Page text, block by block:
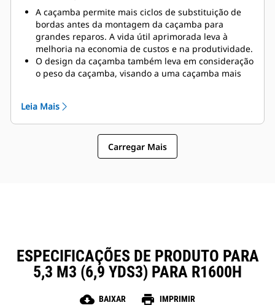
A caçamba permite mais ciclos de substituição de
bordas antes da montagem da caçamba para
grandes reparos. A vida útil aprimorada leva à
melhoria na economia de custos e na produtividade.
O design da caçamba também leva em consideração
o peso da caçamba, visando a uma caçamba mais
Cat GET também oferece grandes vantagens
competitivas.
Leia Mais
Carregar Mais
ESPECIFICAÇÕES DE PRODUTO PARA
5,3 M3 (6,9 YDS3) PARA R1600H
cloud_download BAIXAR print IMPRIMIR